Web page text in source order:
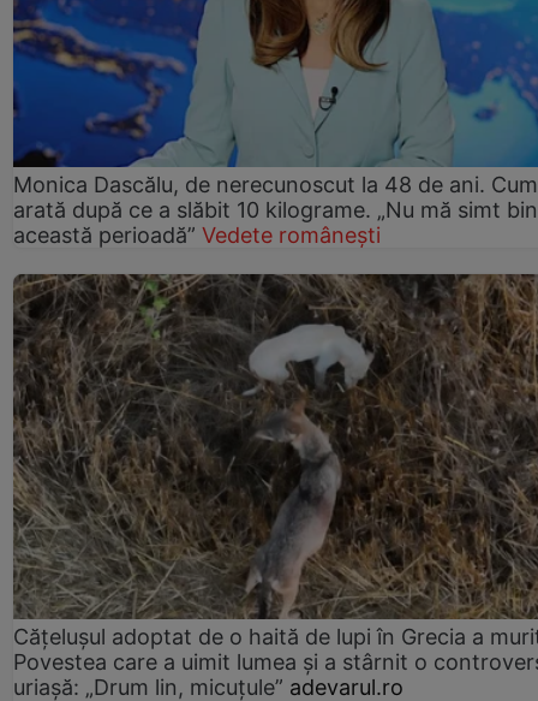
Monica Dascălu, de nerecunoscut la 48 de ani. Cum
arată după ce a slăbit 10 kilograme. „Nu mă simt
această perioadă” Vedete românești
Cățelușul adoptat de o haită de lupi în Grecia a
Povestea care a uimit lumea și a stârnit o
uriașă: „Drum lin, micuțule” adevarul.ro